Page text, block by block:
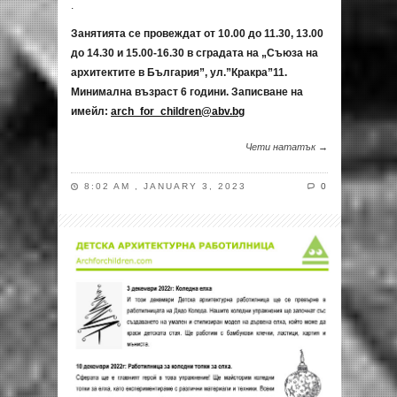
.
Занятията се провеждат от 10.00 до 11.30, 13.00
до 14.30 и 15.00-16.30 в сградата на „Съюза на
архитектите в България”, ул.”Кракра”11.
Минимална възраст 6 години. Записване на
имейл: arch_for_children@abv.bg
Чети нататък →
8:02 AM , JANUARY 3, 2023 0